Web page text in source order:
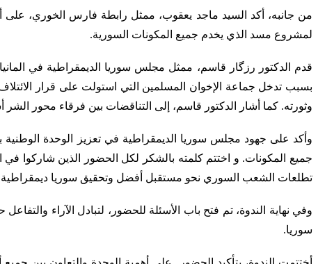
من جانبه، أكد السيد ماجد يعقوب، ممثل رابطة فارس الخوري، على
لمشروع مسد الذي يخدم جميع المكونات السورية.
قدم الدكتور رزگار قاسم، ممثل مجلس سوريا الديمقراطية في
بسبب تدخل جماعة الإخوان المسلمين التي استولت على قرار
وثورته. كما أشار الدكتور قاسم، إلى التناقضات بين فرقاء محور
وأكد على جهود مجلس سوريا الديمقراطية في تعزيز الوحدة
جميع المكونات. و اختتم كلمته بالشكر لكل الحضور الذين شاركوا في
تطلعات الشعب السوري نحو مستقبل أفضل وتحقيق سوريا ديمقراطية
وفي نهاية الندوة، تم فتح باب الأسئلة للحضور، لتبادل الآراء
سوريا.